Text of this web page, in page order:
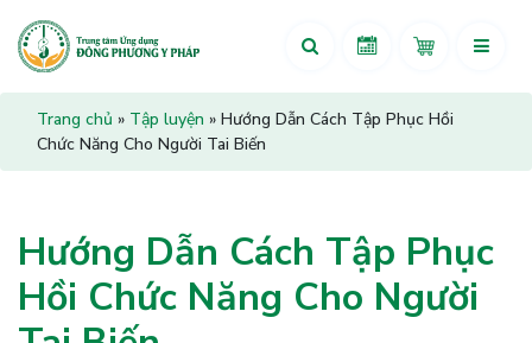
Trang chủ » Tập luyện » Hướng Dẫn Cách Tập Phục Hồi
Chức Năng Cho Người Tai Biến
Hướng Dẫn Cách Tập Phục
Hồi Chức Năng Cho Người